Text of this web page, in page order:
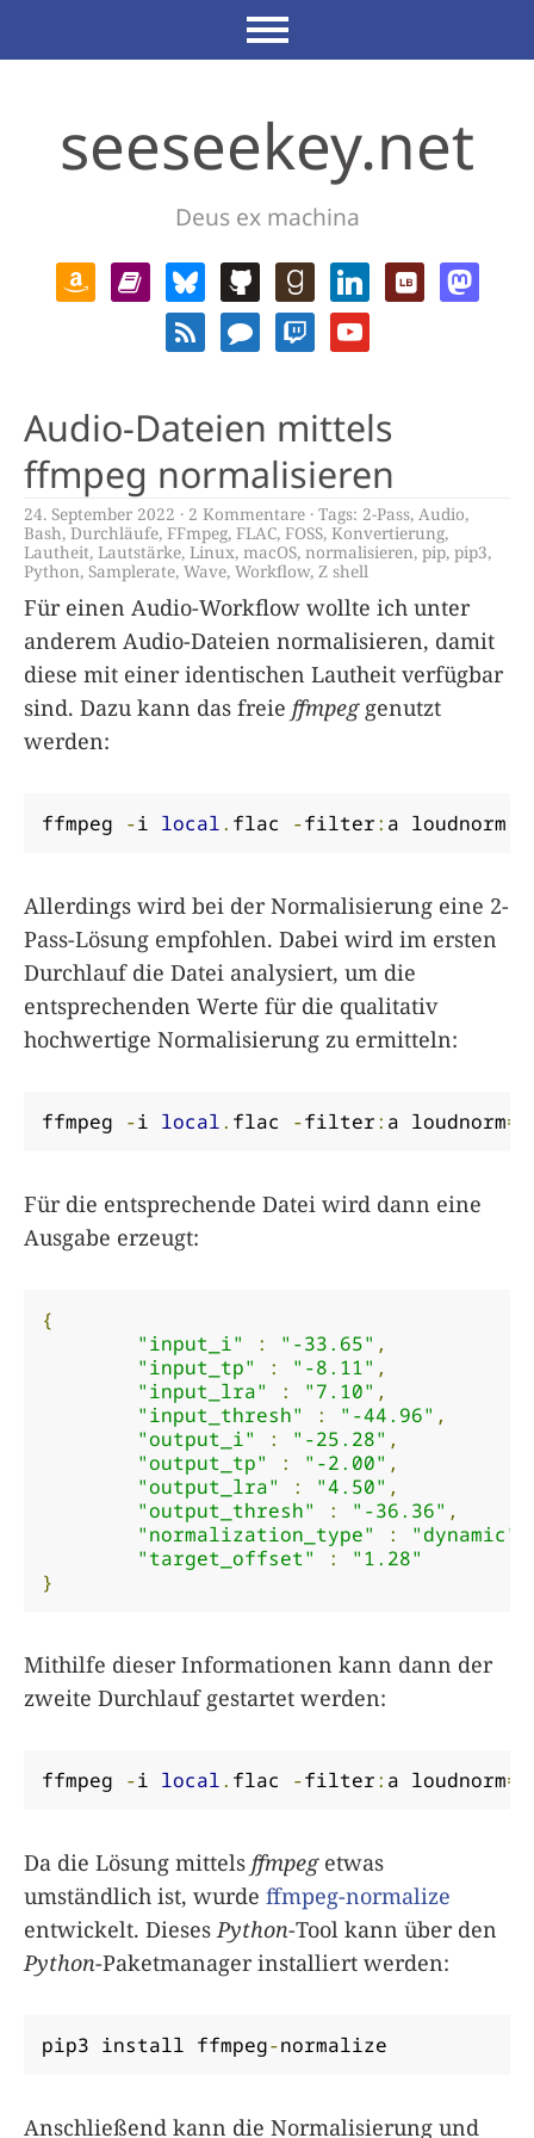
seeseekey.net
Deus ex machina
Audio-Dateien mittels
ffmpeg normalisieren
24. September 2022 2 Kommentare Tags: 2-Pass, Audio,
Bash,Durchläufe, FFmpeg, FLAC, FOSS, Konvertierung,
Lautheit, Lautstärke, Linux, macOS, normalisieren, pip, pip3,
Python, Samplerate, Wave, Workflow, Z shell
Für einen Audio-Workflow wollte ich unter
anderem Audio-Dateien normalisieren, damit
diese mit einer identischen Lautheit verfügbar
sind. Dazu kann das freie ffmpeggenutzt
werden:
ffmpeg -i local. flac -filter: a loudnorm
Allerdings wird bei der Normalisierung eine 2-
Pass-Lösung empfohlen. Dabei wird im ersten
Durchlauf die Datei analysiert, um die
entsprechenden Werte für die qualitativ
hochwertige Normalisierung zu ermitteln:
ffmpeg -i local. flac -filter: a loudnorm=
Für die entsprechende Datei wird dann eine
Ausgabe erzeugt:
{
"input_i"
: "-33.65" ,
"input_tp"
: "-8.11" ,
"input_lra"
: "7.10" ,
"input_thresh"
: "-44.96" ,
"output_i"
: "-25.28" ,
"output_tp"
: "-2.00" ,
"output_lra"
: "4.50" ,
"output_thresh"
: "-36.36" ,
"normalization_type"
: "dynamic"
"target_offset"
:
"1.28"
}
Mithilfe dieser Informationen kann dann der
zweite Durchlauf gestartet werden:
ffmpeg -i local. flac -filter: a loudnorm=
Da die Lösung mittels ffmpegetwas
umständlich ist, wurde ffmpeg-normalize
entwickelt. Dieses Python-Tool kann über den
Python-Paketmanager installiert werden:
pip3 install ffmpeg-normalize
Anschließend kann die Normalisierung und